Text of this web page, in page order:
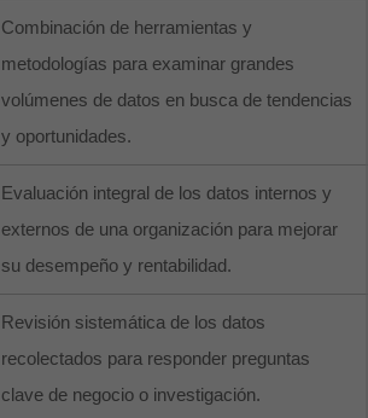
Combinación de herramientas y
metodologías para examinar grandes
volúmenes de datos en busca de tendencias
y oportunidades.
Evaluación integral de los datos internos y
externos de una organización para mejorar
su desempeño y rentabilidad.
Revisión sistemática de los datos
recolectados para responder preguntas
clave de negocio o investigación.